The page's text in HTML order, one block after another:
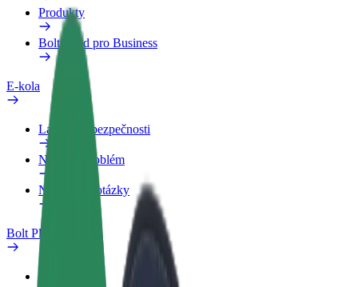
Produkty
Bolt Food pro Business
E-kola
Laboratoř bezpečnosti
Nahlásit problém
Nejčastější otázky
Bolt Plus